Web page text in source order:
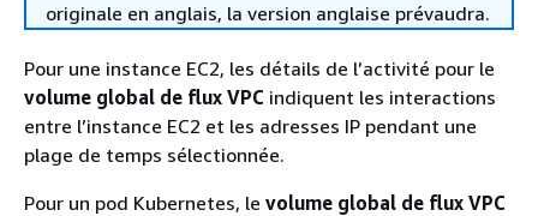
originale en anglais, la version anglaise prévaudra.
Pour une instance EC2, les détails de l’activité pour le
volume global de flux VPC indiquent les interactions
entre l’instance EC2 et les adresses IP pendant une
plage de temps sélectionnée.
Pour un pod Kubernetes, le volume global de flux VPC